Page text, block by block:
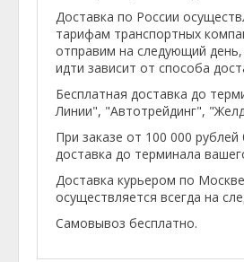
Доставка по России
тарифам транспортных
отправим на следующий день,
идти зависит от способа
Бесплатная доставка до
Линии", "Автотрейдинг",
При заказе от 100 000 рублей
доставка до терминала
Доставка курьером по
осуществляется всегда на
Самовывоз бесплатно.